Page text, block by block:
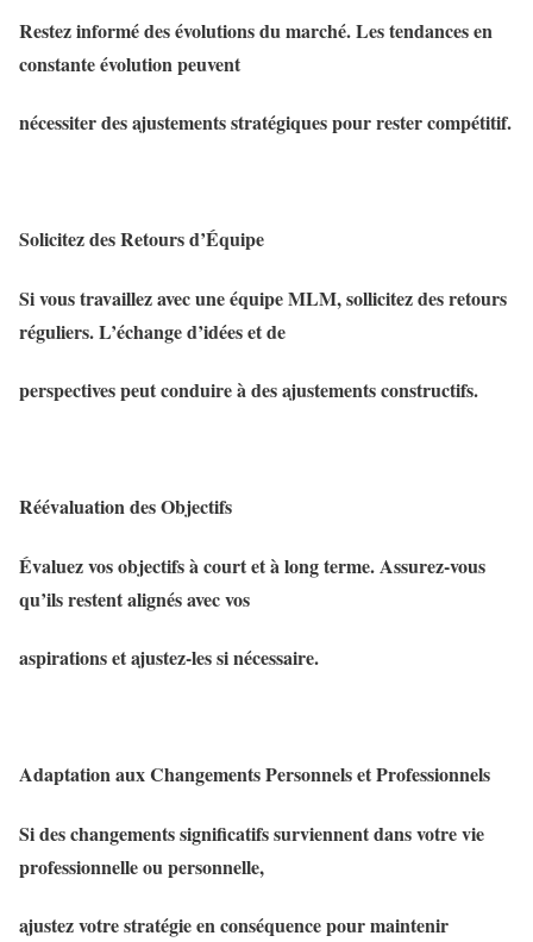
Restez informé des évolutions du marché. Les tendances en
constante évolution peuvent
nécessiter des ajustements stratégiques pour rester compétitif.
Solicitez des Retours d’Équipe
Si vous travaillez avec une équipe MLM, sollicitez des retours
réguliers. L’échange d’idées et de
perspectives peut conduire à des ajustements constructifs.
Réévaluation des Objectifs
Évaluez vos objectifs à court et à long terme. Assurez-vous
qu’ils restent alignés avec vos
aspirations et ajustez-les si nécessaire.
Adaptation aux Changements Personnels et Professionnels
Si des changements significatifs surviennent dans votre vie
professionnelle ou personnelle,
ajustez votre stratégie en conséquence pour maintenir